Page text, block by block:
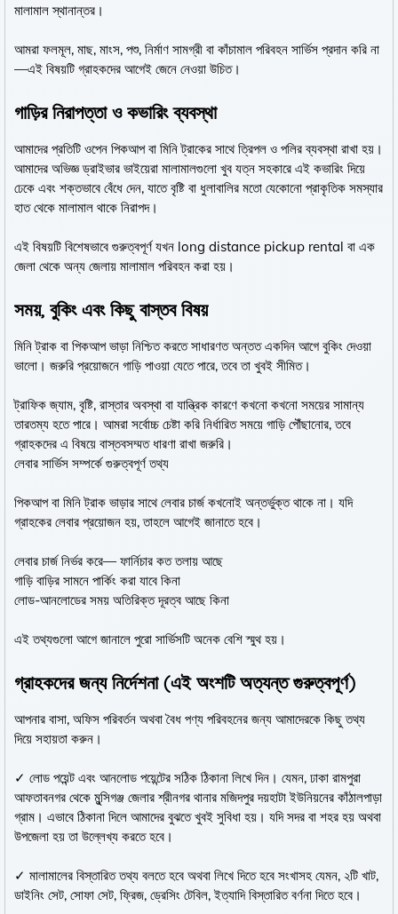
মালামাল স্থানান্তর।
আমরা ফলমূল, মাছ, মাংস, পশু, নির্মাণ সামগ্রী বা কাঁচামাল পরিবহন সার্ভিস প্রদান করি না
—এই বিষয়টি গ্রাহকদের আগেই জেনে নেওয়া উচিত।
গাড়ির নিরাপত্তা ও কভারিং ব্যবস্থা
আমাদের প্রতিটি ওপেন পিকআপ বা মিনি ট্রাকের সাথে ত্রিপল ও পলির ব্যবস্থা রাখা হয়।
আমাদের অভিজ্ঞ ড্রাইভার ভাইয়েরা মালামালগুলো খুব যত্ন সহকারে এই কভারিং দিয়ে
ঢেকে এবং শক্তভাবে বেঁধে দেন, যাতে বৃষ্টি বা ধুলাবালির মতো যেকোনো প্রাকৃতিক সমস্যার
হাত থেকে মালামাল থাকে নিরাপদ।
এই বিষয়টি বিশেষভাবে গুরুত্বপূর্ণ যখন long distance pickup rental বা এক
জেলা থেকে অন্য জেলায় মালামাল পরিবহন করা হয়।
সময়, বুকিং এবং কিছু বাস্তব বিষয়
মিনি ট্রাক বা পিকআপ ভাড়া নিশ্চিত করতে সাধারণত অন্তত একদিন আগে বুকিং দেওয়া
ভালো। জরুরি প্রয়োজনে গাড়ি পাওয়া যেতে পারে, তবে তা খুবই সীমিত।
ট্রাফিক জ্যাম, বৃষ্টি, রাস্তার অবস্থা বা যান্ত্রিক কারণে কখনো কখনো সময়ের সামান্য
তারতম্য হতে পারে। আমরা সর্বোচ্চ চেষ্টা করি নির্ধারিত সময়ে গাড়ি পৌঁছানোর, তবে
গ্রাহকদের এ বিষয়ে বাস্তবসম্মত ধারণা রাখা জরুরি।
লেবার সার্ভিস সম্পর্কে গুরুত্বপূর্ণ তথ্য
পিকআপ বা মিনি ট্রাক ভাড়ার সাথে লেবার চার্জ কখনোই অন্তর্ভুক্ত থাকে না। যদি
গ্রাহকের লেবার প্রয়োজন হয়, তাহলে আগেই জানাতে হবে।
লেবার চার্জ নির্ভর করে— ফার্নিচার কত তলায় আছে
গাড়ি বাড়ির সামনে পার্কিং করা যাবে কিনা
লোড-আনলোডের সময় অতিরিক্ত দূরত্ব আছে কিনা
এই তথ্যগুলো আগে জানালে পুরো সার্ভিসটি অনেক বেশি স্মুথ হয়।
গ্রাহকদের জন্য নির্দেশনা (এই অংশটি অত্যন্ত গুরুত্বপূর্ণ)
আপনার বাসা, অফিস পরিবর্তন অথবা বৈধ পণ্য পরিবহনের জন্য আমাদেরকে কিছু তথ্য
দিয়ে সহায়তা করুন।
✓ লোড পয়েন্ট এবং আনলোড পয়েন্টের সঠিক ঠিকানা লিখে দিন। যেমন, ঢাকা রামপুরা
আফতাবনগর থেকে মুন্সিগঞ্জ জেলার শ্রীনগর থানার মজিদপুর দয়হাটা ইউনিয়নের কাঁঠালপাড়া
গ্রাম। এভাবে ঠিকানা দিলে আমাদের বুঝতে খুবই সুবিধা হয়। যদি সদর বা শহর হয় অথবা
উপজেলা হয় তা উল্লেখ্য করতে হবে।
✓ মালামালের বিস্তারিত তথ্য বলতে হবে অথবা লিখে দিতে হবে সংখাসহ যেমন, ২টি খাট,
ডাইনিং সেট, সোফা সেট, ফ্রিজ, ড্রেসিং টেবিল, ইত্যাদি বিস্তারিত বর্ণনা দিতে হবে।